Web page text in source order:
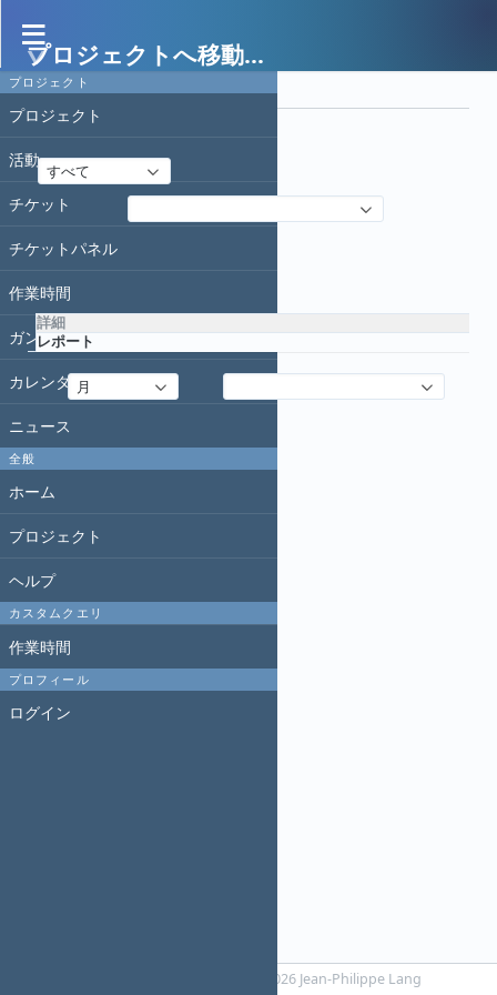
プロジェクト
プロジェクト
活動
チケット
チケットパネル
作業時間
ガントチャート
カレンダー
ニュース
全般
ホーム
プロジェクト
ヘルプ
カスタムクエリ
作業時間
プロフィール
ログイン
プロジェクトへ移動...
作業時間
フィルタ
すべて
フィルタ追加
詳細
レポート
詳細: 月
© 2006-2026 Jean-Philippe Lang